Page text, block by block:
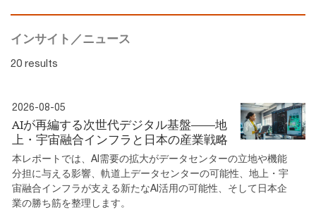
インサイト／ニュース
20 results
2026-08-05
AIが再編する次世代デジタル基盤――地
上・宇宙融合インフラと日本の産業戦略
本レポートでは、AI需要の拡大がデータセンターの立地や機能
分担に与える影響、軌道上データセンターの可能性、地上・宇
宙融合インフラが支える新たなAI活用の可能性、そして日本企
業の勝ち筋を整理します。